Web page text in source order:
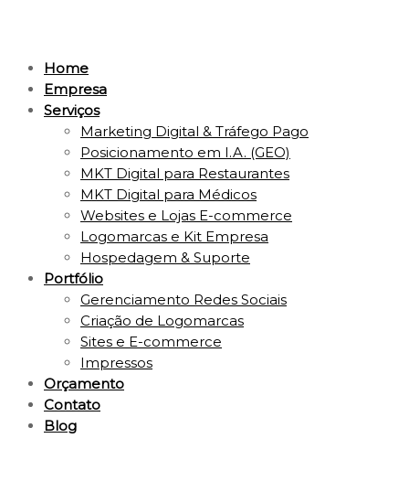
Home
Empresa
Serviços
Marketing Digital & Tráfego Pago
Posicionamento em I.A. (GEO)
MKT Digital para Restaurantes
MKT Digital para Médicos
Websites e Lojas E-commerce
Logomarcas e Kit Empresa
Hospedagem & Suporte
Portfólio
Gerenciamento Redes Sociais
Criação de Logomarcas
Sites e E-commerce
Impressos
Orçamento
Contato
Blog